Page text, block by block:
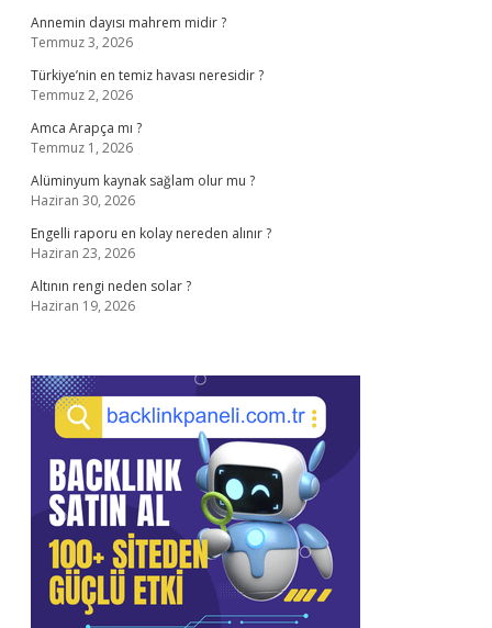
Annemin dayısı mahrem midir ?
Temmuz 3, 2026
Türkiye’nin en temiz havası neresidir ?
Temmuz 2, 2026
Amca Arapça mı ?
Temmuz 1, 2026
Alüminyum kaynak sağlam olur mu ?
Haziran 30, 2026
Engelli raporu en kolay nereden alınır ?
Haziran 23, 2026
Altının rengi neden solar ?
Haziran 19, 2026